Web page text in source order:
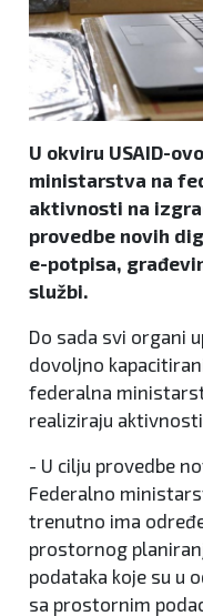
U okviru USAID-
ministarstva na
aktivnosti na
provedbe novih
e-potpisa,
službi.
Do sada svi organi
dovoljno
federalna
realiziraju
- U cilju provedbe
Federalno
trenutno ima
prostornog
podataka koje su u
sa prostornim